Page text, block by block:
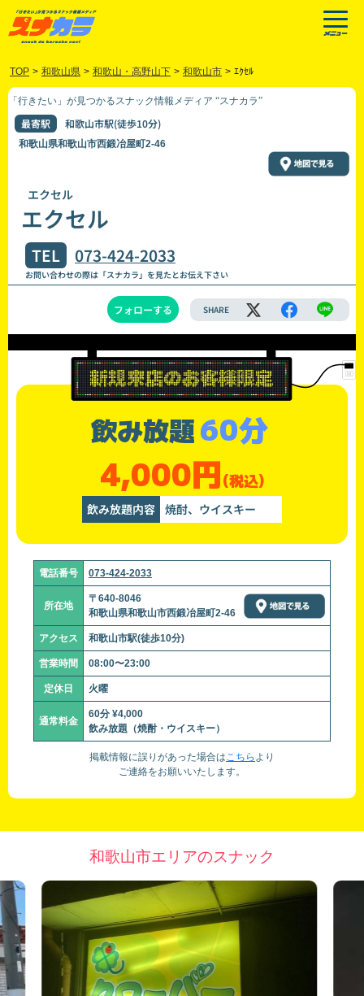
TOP > 和歌山県 > 和歌山・高野山下 > 和歌山市 > ｴｸｾﾙ
「行きたい」が見つかるスナック情報メディア “スナカラ”
最寄駅 和歌山市駅(徒歩10分)
和歌山県和歌山市西鍛冶屋町2-46
エクセル
エクセル
TEL 073-424-2033
お問い合わせの際は「スナカラ」を見たとお伝え下さい
フォローする SHARE
飲み放題60分
4,000円(税込)
飲み放題内容 焼酎、ウイスキー
電話番号 073-424-2033
所在地
〒640-8046
和歌山県和歌山市西鍛冶屋町2-46
アクセス 和歌山市駅(徒歩10分)
営業時間 08:00〜23:00
定休日 火曜
通常料金
60分 ¥4,000
飲み放題（焼酎・ウイスキー）
掲載情報に誤りがあった場合はこちら より
ご連絡をお願いいたします。
和歌山市エリアのスナック